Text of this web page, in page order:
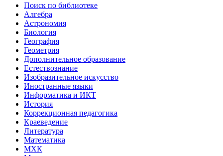
Поиск по библиотеке
Алгебра
Астрономия
Биология
География
Геометрия
Дополнительное образование
Естествознание
Изобразительное искусство
Иностранные языки
Информатика и ИКТ
История
Коррекционная педагогика
Краеведение
Литература
Математика
МХК